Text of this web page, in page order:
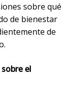
sobre qué
de bienestar
de
el